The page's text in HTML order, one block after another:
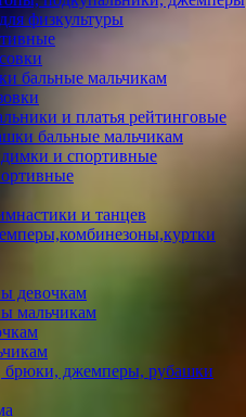
физкультуры
бальные мальчикам
и платья рейтинговые
бальные мальчикам
и спортивные
и танцев
девочкам
мальчикам
джемперы, рубашки